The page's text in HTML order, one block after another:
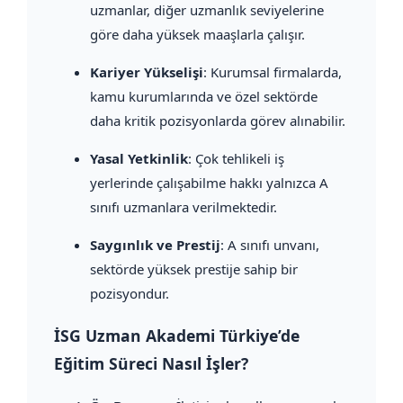
uzmanlar, diğer uzmanlık seviyelerine
göre daha yüksek maaşlarla çalışır.
Kariyer Yükselişi: Kurumsal firmalarda,
kamu kurumlarında ve özel sektörde
daha kritik pozisyonlarda görev alınabilir.
Yasal Yetkinlik: Çok tehlikeli iş
yerlerinde çalışabilme hakkı yalnızca A
sınıfı uzmanlara verilmektedir.
Saygınlık ve Prestij: A sınıfı unvanı,
sektörde yüksek prestije sahip bir
pozisyondur.
İSG Uzman Akademi Türkiye’de
Eğitim Süreci Nasıl İşler?